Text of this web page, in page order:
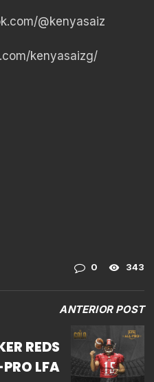
@kenyasaiz
kenyasaizg/
0 343
ANTERIOR POST
REDS
LFA